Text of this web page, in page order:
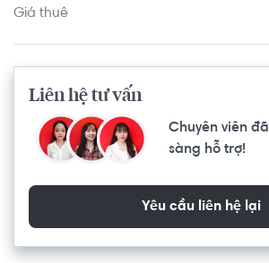
Giá thuê
Liên hệ tư vấn
Chuyên viên
sàng hỗ trợ!
Yêu cầu liên hệ lại